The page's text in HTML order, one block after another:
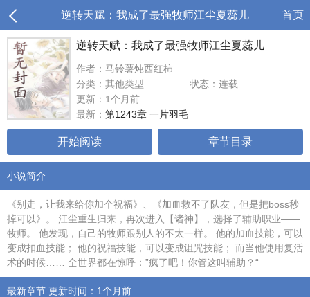
逆转天赋：我成了最强牧师江尘夏蕊儿 首页
逆转天赋：我成了最强牧师江尘夏蕊儿
作者：马铃薯炖西红柿
分类：其他类型
状态：连载
更新：1个月前
最新： 第1243章 一片羽毛
开始阅读 章节目录
小说简介
《别走，让我来给你加个祝福》、《加血救不了队友，但是把boss秒
掉可以》。 江尘重生归来，再次进入【诸神】，选择了辅助职业——
牧师。 他发现，自己的牧师跟别人的不太一样。 他的加血技能，可以
变成扣血技能； 他的祝福技能，可以变成诅咒技能； 而当他使用复活
术的时候…… 全世界都在惊呼：”疯了吧！你管这叫辅助？“
最新章节 更新时间：1个月前